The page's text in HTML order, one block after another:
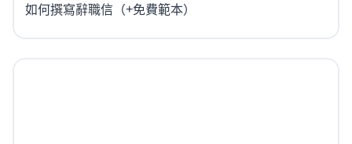
如何撰寫辭職信（+免費範本）